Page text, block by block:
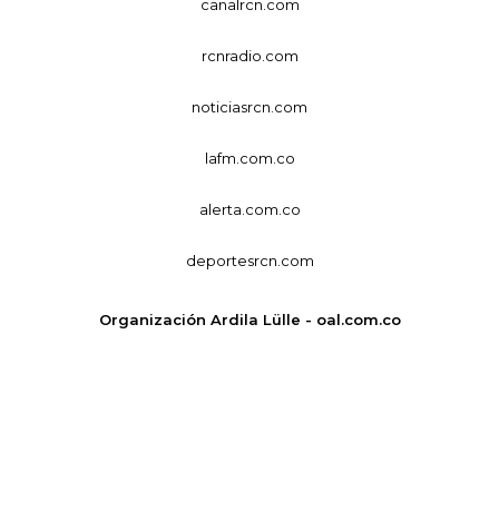
canalrcn.com
rcnradio.com
noticiasrcn.com
lafm.com.co
alerta.com.co
deportesrcn.com
Organización Ardila Lülle - oal.com.co